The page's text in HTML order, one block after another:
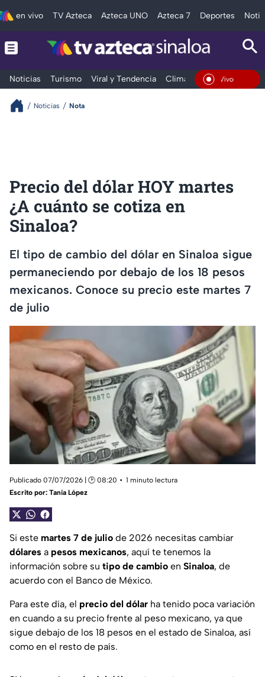
en vivo TV Azteca Azteca UNO Azteca 7 Deportes
Noticias Turismo Viral y Tendencia Clima Deportes
En Vivo
Noticias Nota
Precio del dólar HOY martes
¿A cuánto se cotiza en
Sinaloa?
El tipo de cambio del dólar en Sinaloa sigue
permaneciendo por debajo de los 18 pesos
mexicanos. Conoce su precio este martes 7
de julio
Publicado 07/07/2026 | 🕑 08:20
1 minuto lectura
Escrito por: Tania López
Si este martes 7 de julio de 2026 necesitas cambiar
dólares a pesos mexicanos, aquí te tenemos la
información sobre su tipo de cambio en Sinaloa, de
acuerdo con el Banco de México.
Para este día, el precio del dólar ha tenido poca variación
en cuando a su precio frente al peso mexicano, ya que
sigue debajo de los 18 pesos en el estado de Sinaloa, así
como en el resto de país.